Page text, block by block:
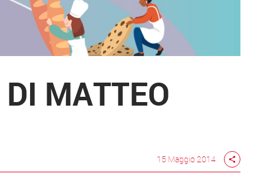
MATTEO
15 Maggio 2014 share